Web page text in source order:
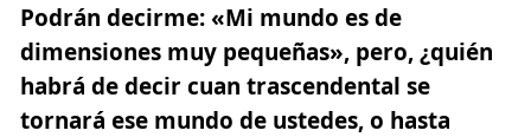
Podrán decirme: «Mi mundo es de
dimensiones muy pequeñas», pero, ¿quién
habrá de decir cuan trascendental se
tornará ese mundo de ustedes, o hasta